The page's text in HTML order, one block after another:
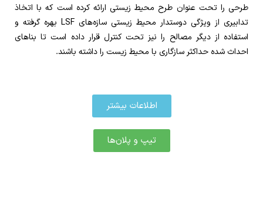
طرحی را تحت عنوان طرح محیط زیستی ارائه کرده است که با اتخاذ
تدابیری از ویژگی دوستدار محیط زیستی سازه‌های LSF بهره گرفته و
استفاده از دیگر مصالح را نیز تحت کنترل قرار داده است تا بناهای
احداث شده حداکثر سازگاری با محیط زیست را داشته باشند.
اطلاعات بیشتر
تیپ و پلان‌ها